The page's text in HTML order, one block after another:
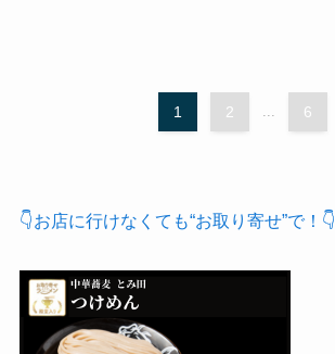
1 2 6
👇お店に行けなくても“お取り寄せ”で！👇